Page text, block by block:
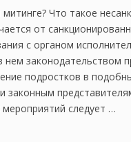
Что такое
от
с органом
нем законодательством
подростков в
следует …